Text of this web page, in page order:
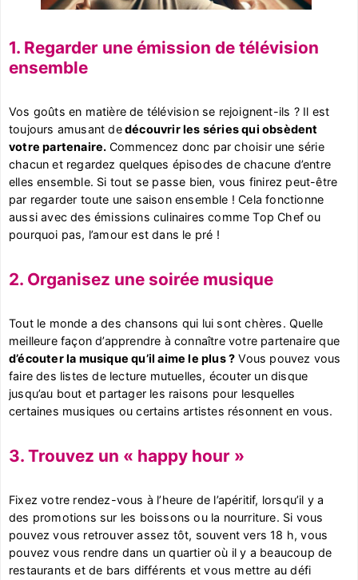
1. Regarder une émission de télévision
ensemble
Vos goûts en matière de télévision se rejoignent-ils ? Il est
toujours amusant dedécouvrir les séries qui obsèdent
votre partenaire. Commencez donc par choisir une série
chacun et regardez quelques épisodes de chacune d’entre
elles ensemble. Si tout se passe bien, vous finirez peut-être
par regarder toute une saison ensemble ! Cela fonctionne
aussi avec des émissions culinaires comme Top Chef ou
pourquoi pas, l’amour est dans le pré !
2. Organisez une soirée musique
Tout le monde a des chansons qui lui sont chères. Quelle
meilleure façon d’apprendre à connaître votre partenaire que
d’écouter la musique qu’il aime le plus ? Vous pouvez vous
faire des listes de lecture mutuelles, écouter un disque
jusqu’au bout et partager les raisons pour lesquelles
certaines musiques ou certains artistes résonnent en vous.
3. Trouvez un « happy hour »
Fixez votre rendez-vous à l’heure de l’apéritif, lorsqu’il y a
des promotions sur les boissons ou la nourriture. Si vous
pouvez vous retrouver assez tôt, souvent vers 18 h, vous
pouvez vous rendre dans un quartier où il y a beaucoup de
restaurants et de bars différents et vous mettre au défi